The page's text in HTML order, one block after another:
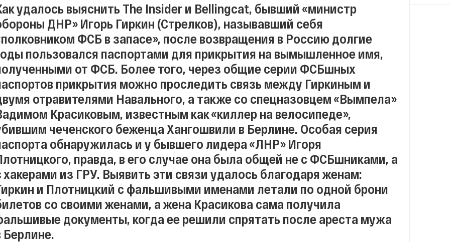
удалось выяснить The Insider и Bellingcat, бывший «министр
ДНР» Игорь Гиркин (Стрелков), называвший себя
ФСБ в запасе», после возвращения в Россию долгие
пользовался паспортами для прикрытия на вымышленное имя,
от ФСБ. Более того, через общие серии ФСБшных
прикрытия можно проследить связь между Гиркиным и
отравителями Навального, а также со спецназовцем «Вымпела»
Красиковым, известным как «киллер на велосипеде»,
чеченского беженца Хангошвили в Берлине. Особая серия
обнаружилась и у бывшего лидера «ЛНР» Игоря
правда, в его случае она была общей не с ФСБшниками, а
хакерами из ГРУ. Выявить эти связи удалось благодаря женам:
и Плотницкий с фальшивыми именами летали по одной брони
со своими женами, а жена Красикова сама получила
документы, когда ее решили спрятать после ареста мужа
Берлине.